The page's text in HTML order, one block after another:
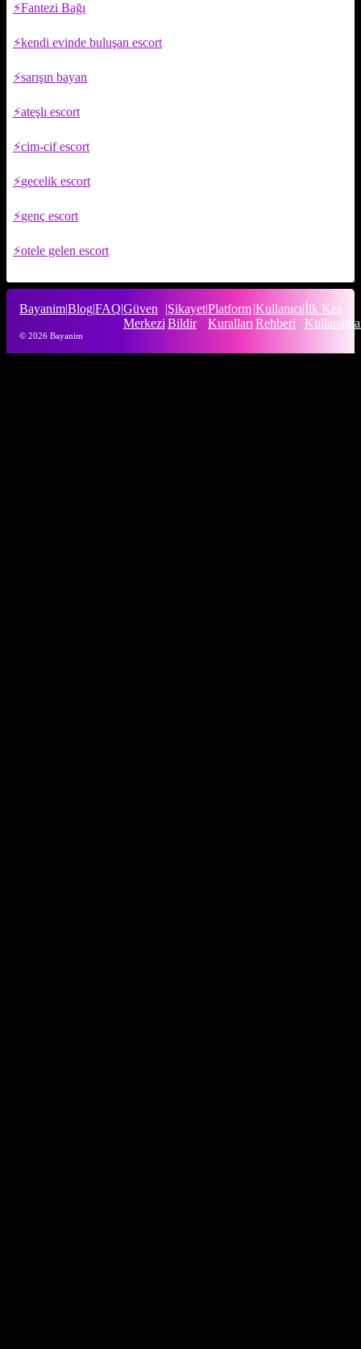
Fantezi Bağı
kendi evinde buluşan escort
sarışın bayan
ateşlı escort
cim-cif escort
gecelik escort
genç escort
otele gelen escort
Bayanim|Blog|FAQ|Güven
Merkezi
|Şikayet
Bildir
|Platform
Kuralları
|Kullanıcı
Rehberi
|İlk Kez
© 2026 Bayanim